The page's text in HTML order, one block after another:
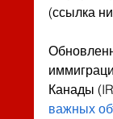
(ссылка
Канады
важных